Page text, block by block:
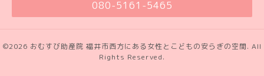
080-5161-5465
©2026 おむすび助産院 福井市西方にある女性とこどもの安らぎの空間. All
Rights Reserved.